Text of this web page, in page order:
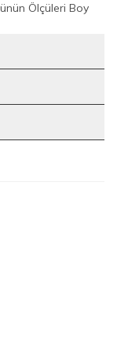
Ölçüleri Boy